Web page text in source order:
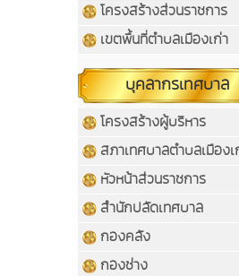
โครงสร้างส่วนราชการ
เขตพื้นที่ตำบลเมืองเก่า
บุคลากรเทศบาล
โครงสร้างผู้บริหาร
สภาเทศบาลตำบลเมืองเ
หัวหน้าส่วนราชการ
สำนักปลัดเทศบาล
กองคลัง
กองช่าง